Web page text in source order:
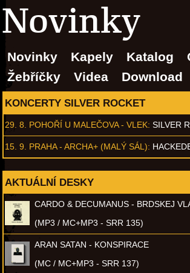
Novinky
Novinky Kapely Katalog
Žebříčky
Videa Download
KONCERTY SILVER ROCKET
29. 8. POHOŘÍ U MALEČOVA - VLEK: SILVER
15. 9. PRAHA - ARCHA+ (MALÝ SÁL):
AKTUÁLNÍ DESKY
CARDO & DECUMANUS - BRDSKEJ
(MP3 / MC+MP3 - SRR 135)
ARAN SATAN - KONSPIRACE
(MC / MC+MP3 - SRR 137)